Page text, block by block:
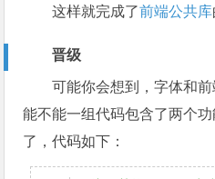
这样就完成了前端公共库
晋级
可能你会想到，字体和
能不能一组代码包含了两个
了，代码如下：